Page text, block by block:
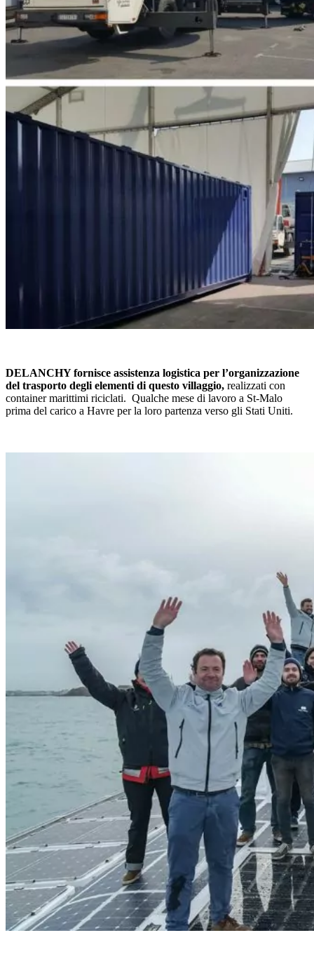
DELANCHY fornisce assistenza logistica per l’organizzazione
del trasporto degli elementi di questo villaggio, realizzati con
container marittimi riciclati. Qualche mese di lavoro a St-Malo
prima del carico a Havre per la loro partenza verso gli Stati Uniti.